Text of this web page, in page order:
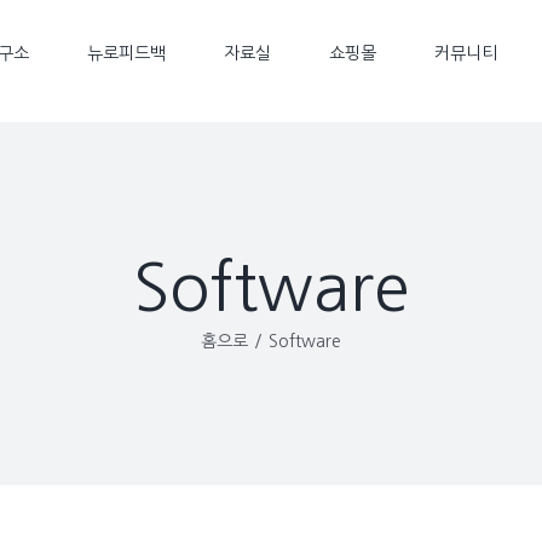
소 뉴로피드백 자료실 쇼핑몰 커뮤니티
Software
홈으로 / Software